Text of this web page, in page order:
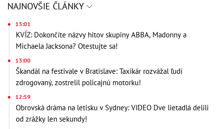
NAJNOVŠIE ČLÁNKY
13:01
KVÍZ: Dokončíte názvy hitov skupiny ABBA, Madonny a
Michaela Jacksona? Otestujte sa!
13:00
Škandál na festivale v Bratislave: Taxikár rozvážal ľudí
zdrogovaný, zostrelil policajnú motorku!
12:59
Obrovská dráma na letisku v Sydney: VIDEO Dve lietadlá delili
od zrážky len sekundy!